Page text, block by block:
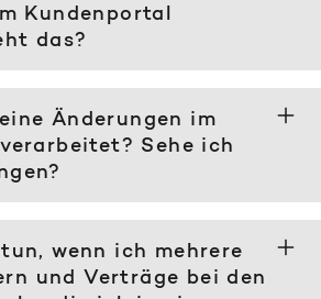
Kundenportal
das?
Änderungen im
Sehe ich
wenn ich mehrere
und Verträge bei den